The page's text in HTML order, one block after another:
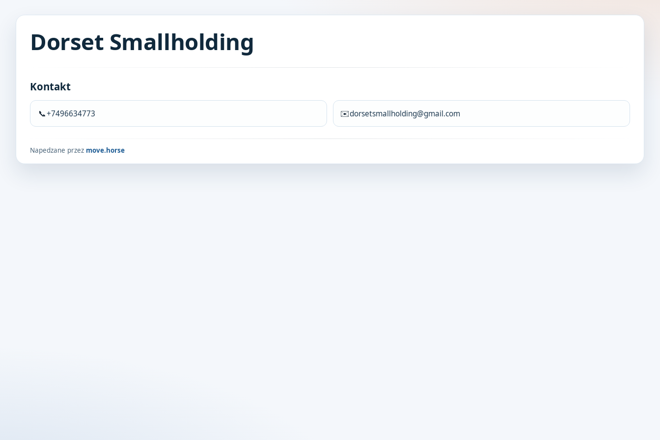
Dorset Smallholding
Kontakt
📞+7496634773 ✉️dorsetsmallholding@gmail.com
Napedzane przez move.horse